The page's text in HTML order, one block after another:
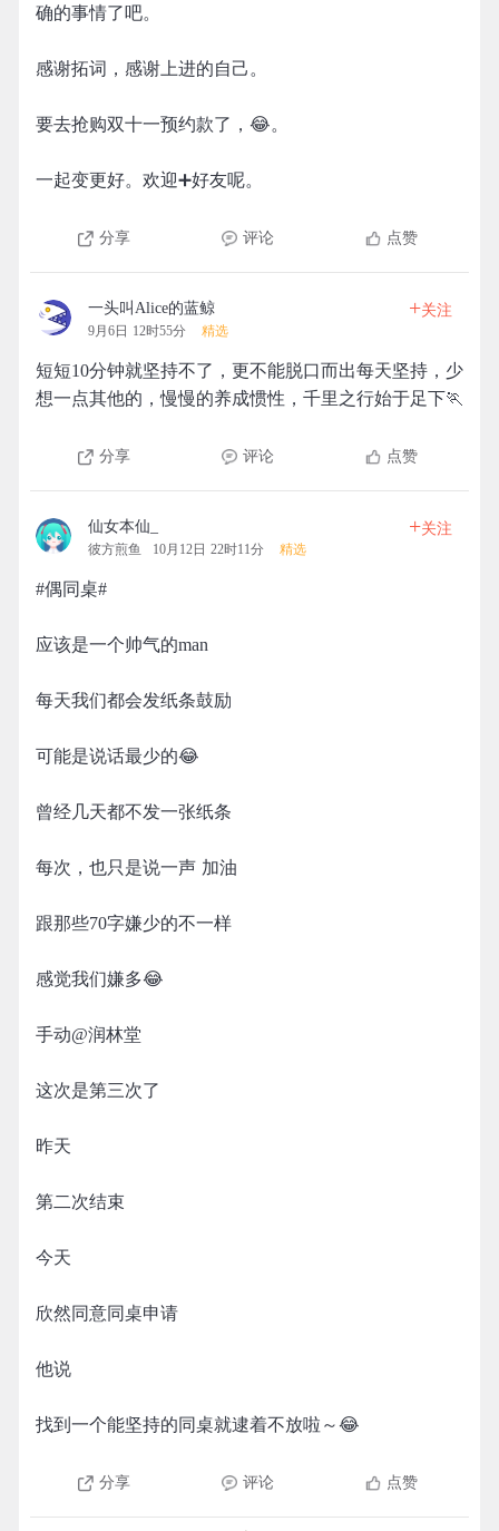
确的事情了吧。
感谢拓词，感谢上进的自己。
要去抢购双十一预约款了，😂。
一起变更好。欢迎➕好友呢。
分享 评论 点赞
一头叫Alice的蓝鲸
9月6日 12时55分 精选
+关注
短短10分钟就坚持不了，更不能脱口而出每天坚持，少
想一点其他的，慢慢的养成惯性，千里之行始于足下🏃
分享 评论 点赞
仙女本仙_
彼方煎鱼 10月12日 22时11分 精选
+关注
#偶同桌#
应该是一个帅气的man
每天我们都会发纸条鼓励
可能是说话最少的😂
曾经几天都不发一张纸条
每次，也只是说一声 加油
跟那些70字嫌少的不一样
感觉我们嫌多😂
手动@润林堂
这次是第三次了
昨天
第二次结束
今天
欣然同意同桌申请
他说
找到一个能坚持的同桌就逮着不放啦～😂
分享 评论 点赞